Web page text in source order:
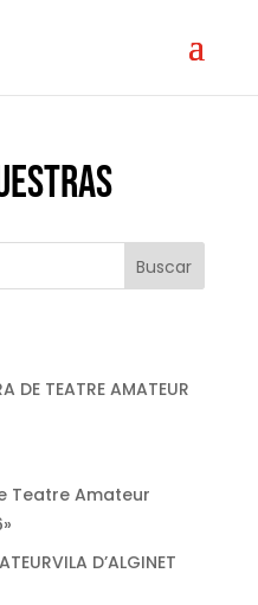
Buscar
DE TEATRE AMATEUR
Teatre Amateur
D’ALGINET